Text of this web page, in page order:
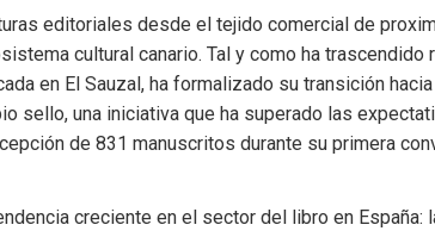
editoriales desde el tejido comercial de
cultural canario. Tal y como ha trascendido
en El Sauzal, ha formalizado su transición
sello, una iniciativa que ha superado las
de 831 manuscritos durante su primera
creciente en el sector del libro en España: